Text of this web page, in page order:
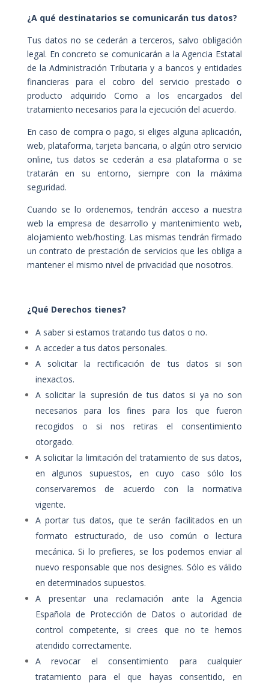
¿A qué destinatarios se comunicarán tus datos?
Tus datos no se cederán a terceros, salvo obligación
legal. En concreto se comunicarán a la Agencia Estatal
de la Administración Tributaria y a bancos y entidades
financieras para el cobro del servicio prestado o
producto adquirido Como a los encargados del
tratamiento necesarios para la ejecución del acuerdo.
En caso de compra o pago, si eliges alguna aplicación,
web, plataforma, tarjeta bancaria, o algún otro servicio
online, tus datos se cederán a esa plataforma o se
tratarán en su entorno, siempre con la máxima
seguridad.
Cuando se lo ordenemos, tendrán acceso a nuestra
web la empresa de desarrollo y mantenimiento web,
alojamiento web/hosting. Las mismas tendrán firmado
un contrato de prestación de servicios que les obliga a
mantener el mismo nivel de privacidad que nosotros.
¿Qué Derechos tienes?
A saber si estamos tratando tus datos o no.
A acceder a tus datos personales.
A solicitar la rectificación de tus datos si son
inexactos.
A solicitar la supresión de tus datos si ya no son
necesarios para los fines para los que fueron
recogidos o si nos retiras el consentimiento
otorgado.
A solicitar la limitación del tratamiento de sus datos,
en algunos supuestos, en cuyo caso sólo los
conservaremos de acuerdo con la normativa
vigente.
A portar tus datos, que te serán facilitados en un
formato estructurado, de uso común o lectura
mecánica. Si lo prefieres, se los podemos enviar al
nuevo responsable que nos designes. Sólo es válido
en determinados supuestos.
A presentar una reclamación ante la Agencia
Española de Protección de Datos o autoridad de
control competente, si crees que no te hemos
atendido correctamente.
A revocar el consentimiento para cualquier
tratamiento para el que hayas consentido, en